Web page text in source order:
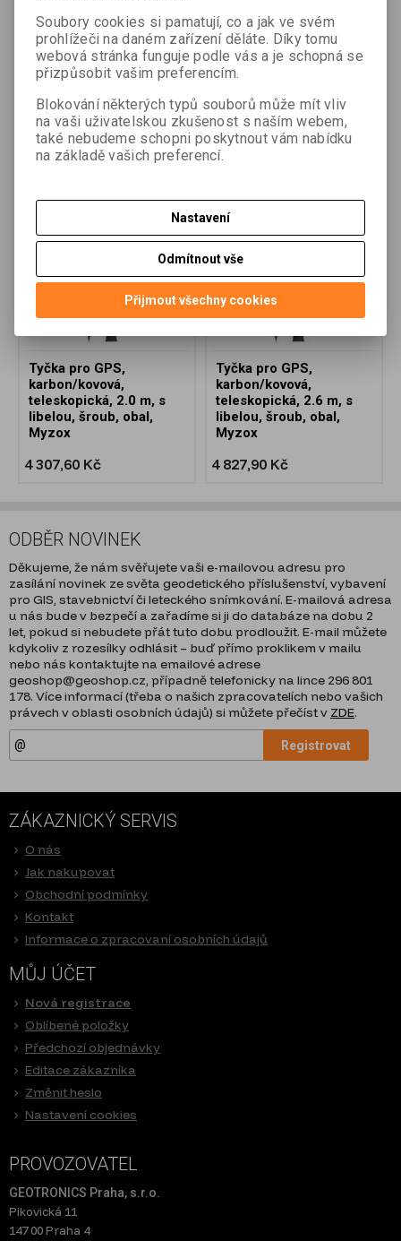
Dotaz na výrobek
Doporučujeme
Tyčka pro GPS,
karbon/kovová,
teleskopická, 2.0 m, s
libelou, šroub, obal,
Myzox
4 307,60 Kč
Tyčka pro GPS,
karbon/kovová,
teleskopická, 2.6 m, s
libelou, šroub, obal,
Myzox
4 827,90 Kč
ODBĚR NOVINEK
Děkujeme, že nám svěřujete vaši e-mailovou adresu pro
zasílání novinek ze světa geodetického příslušenství, vybavení
pro GIS, stavebnictví či leteckého snímkování. E-mailová adresa
u nás bude v bezpečí a zařadíme si ji do databáze na dobu 2
let, pokud si nebudete přát tuto dobu prodloužit. E-mail můžete
kdykoliv z rozesílky odhlásit – buď přímo proklikem v mailu
nebo nás kontaktujte na emailové adrese
geoshop@geoshop.cz, případně telefonicky na lince 296 801
178. Více informací (třeba o našich zpracovatelích nebo vašich
právech v oblasti osobních údajů) si můžete přečíst v ZDE.
Registrovat
ZÁKAZNICKÝ SERVIS
O nás
Jak nakupovat
Obchodní podmínky
Kontakt
Informace o zpracovaní osobních údajů
MŮJ ÚČET
Nová registrace
Oblíbené položky
Předchozí objednávky
Editace zákazníka
Změnit heslo
Nastavení cookies
PROVOZOVATEL
GEOTRONICS Praha, s.r.o.
Pikovická 11
147 00 Praha 4
Soubory cookies si pamatují, co a jak ve svém
prohlížeči na daném zařízení děláte. Díky tomu
webová stránka funguje podle vás a je schopná se
přizpůsobit vašim preferencím.
Blokování některých typů souborů může mít vliv
na vaši uživatelskou zkušenost s naším webem,
také nebudeme schopni poskytnout vám nabídku
na základě vašich preferencí.
Nastavení
Odmítnout vše
Přijmout všechny cookies